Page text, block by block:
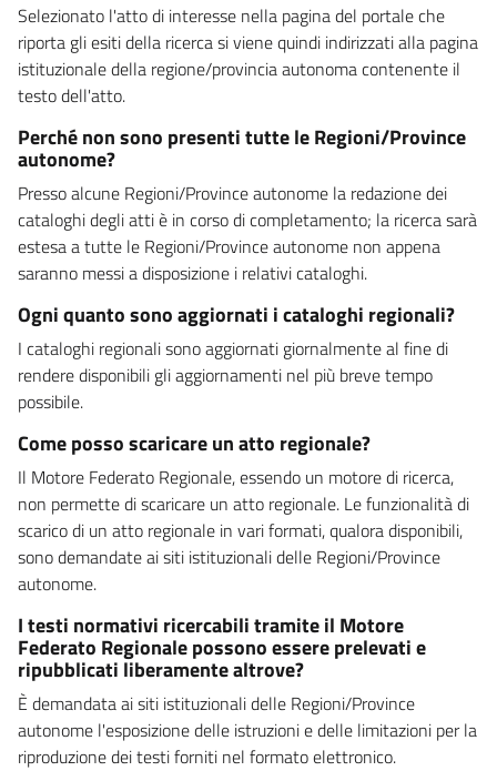
Selezionato l'atto di interesse nella pagina del portale che
riporta gli esiti della ricerca si viene quindi indirizzati alla pagina
istituzionale della regione/provincia autonoma contenente il
testo dell'atto.
Perché non sono presenti tutte le Regioni/Province
autonome?
Presso alcune Regioni/Province autonome la redazione dei
cataloghi degli atti è in corso di completamento; la ricerca sarà
estesa a tutte le Regioni/Province autonome non appena
saranno messi a disposizione i relativi cataloghi.
Ogni quanto sono aggiornati i cataloghi regionali?
I cataloghi regionali sono aggiornati giornalmente al fine di
rendere disponibili gli aggiornamenti nel più breve tempo
possibile.
Come posso scaricare un atto regionale?
Il Motore Federato Regionale, essendo un motore di ricerca,
non permette di scaricare un atto regionale. Le funzionalità di
scarico di un atto regionale in vari formati, qualora disponibili,
sono demandate ai siti istituzionali delle Regioni/Province
autonome.
I testi normativi ricercabili tramite il Motore
Federato Regionale possono essere prelevati e
ripubblicati liberamente altrove?
È demandata ai siti istituzionali delle Regioni/Province
autonome l'esposizione delle istruzioni e delle limitazioni per la
riproduzione dei testi forniti nel formato elettronico.